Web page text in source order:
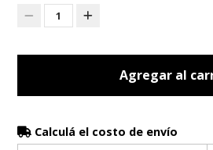
1
Agregar al
Calculá el costo de envío